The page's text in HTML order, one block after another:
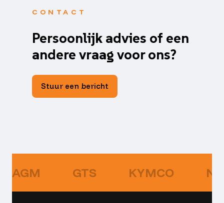
CONTACT
Persoonlijk advies of een
andere vraag voor ons?
Stuur een bericht
AGM GTS KYMCO